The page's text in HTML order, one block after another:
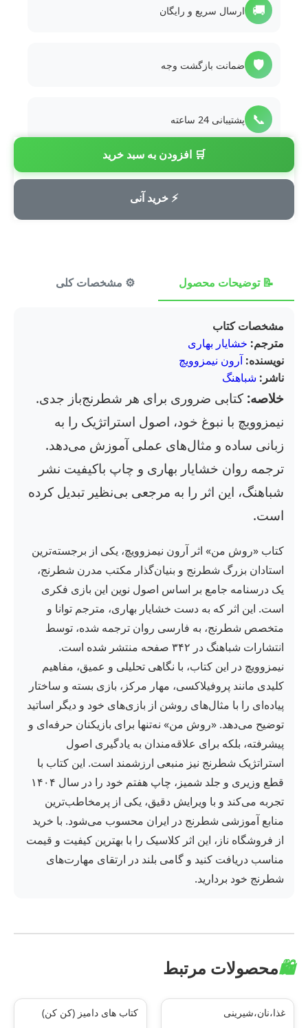
🛒 افزودن به سبد خرید
⚡ خرید آنی
🚚 ارسال سریع و رایگان
🛡️ ضمانت بازگشت وجه
📞 پشتیبانی 24 ساعته
💳 پرداخت امن
📝 توضیحات محصول ⚙️ مشخصات کلی
مشخصات کتاب
مترجم: خشایار بهاری
نویسنده: آرون نیمزوویچ
ناشر: شباهنگ
خلاصه: کتابی ضروری برای هر شطرنج‌باز جدی.
نیمزوویچ با نبوغ خود، اصول استراتژیک را به
زبانی ساده و مثال‌های عملی آموزش می‌دهد.
ترجمه روان خشایار بهاری و چاپ باکیفیت نشر
شباهنگ، این اثر را به مرجعی بی‌نظیر تبدیل کرده
است.
کتاب «روش من» اثر آرون نیمزوویچ، یکی از برجسته‌ترین
استادان بزرگ شطرنج و بنیان‌گذار مکتب مدرن شطرنج،
یک درسنامه جامع بر اساس اصول نوین این بازی فکری
است. این اثر که به دست خشایار بهاری، مترجم توانا و
متخصص شطرنج، به فارسی روان ترجمه شده، توسط
انتشارات شباهنگ در ۳۴۲ صفحه منتشر شده است.
نیمزوویچ در این کتاب، با نگاهی تحلیلی و عمیق، مفاهیم
کلیدی مانند پروفیلاکسی، مهار مرکز، بازی بسته و ساختار
پیاده‌ای را با مثال‌های روشن از بازی‌های خود و دیگر اساتید
توضیح می‌دهد. «روش من» نه‌تنها برای بازیکنان حرفه‌ای و
پیشرفته، بلکه برای علاقه‌مندان به یادگیری اصول
استراتژیک شطرنج نیز منبعی ارزشمند است. این کتاب با
قطع وزیری و جلد شمیز، چاپ هفتم خود را در سال ۱۴۰۴
تجربه می‌کند و با ویرایش دقیق، یکی از پرمخاطب‌ترین
منابع آموزشی شطرنج در ایران محسوب می‌شود. با خرید
از فروشگاه ناز، این اثر کلاسیک را با بهترین کیفیت و قیمت
مناسب دریافت کنید و گامی بلند در ارتقای مهارت‌های
شطرنج خود بردارید.
🛍️محصولات مرتبط
غذا،نان،شیرینی کتاب های دامیز (کن کن)